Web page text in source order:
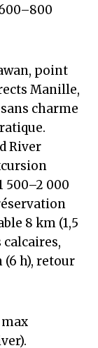
point
Manille,
charme
River
500–2 000
8 km (1,5
h), retour
max